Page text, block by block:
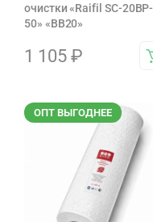
очистки «Raifil SC-20BP-
50» «BB20»
1 105 ₽
ОПТ ВЫГОДНЕЕ